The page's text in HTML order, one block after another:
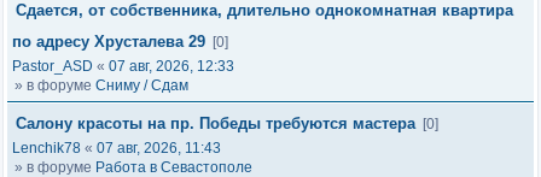
Сдается, от собственника, длительно однокомнатная квартира
по адресу Хрусталева 29 [0]
Pastor_ASD « 07 авг, 2026, 12:33
» в форуме Сниму / Сдам
Салону красоты на пр. Победы требуются мастера [0]
Lenchik78 « 07 авг, 2026, 11:43
» в форуме Работа в Севастополе